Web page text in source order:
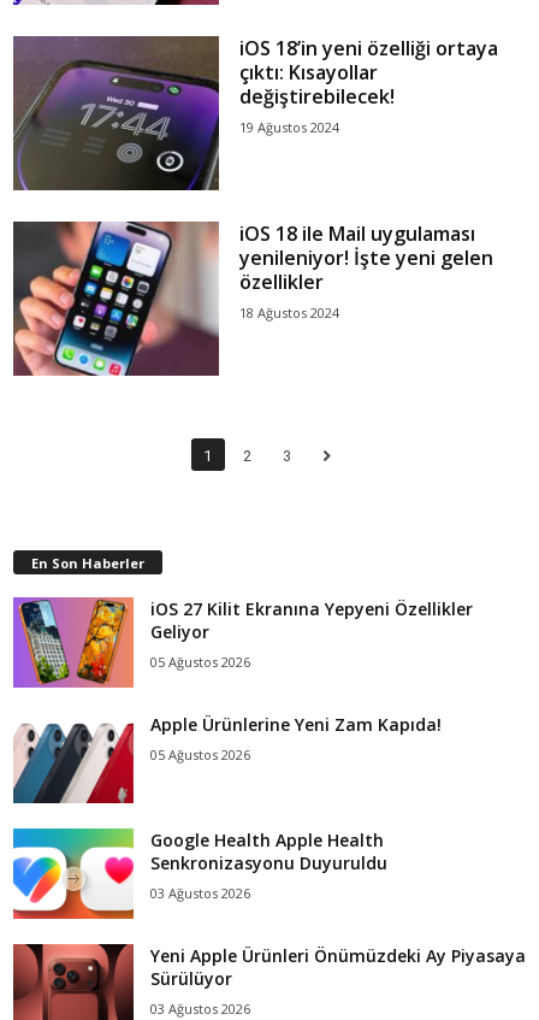
iOS 18’in yeni özelliği ortaya
çıktı: Kısayollar
değiştirebilecek!
19 Ağustos 2024
iOS 18 ile Mail uygulaması
yenileniyor! İşte yeni gelen
özellikler
18 Ağustos 2024
1 2 3
En Son Haberler
iOS 27 Kilit Ekranına Yepyeni Özellikler
Geliyor
05 Ağustos 2026
Apple Ürünlerine Yeni Zam Kapıda!
05 Ağustos 2026
Google Health Apple Health
Senkronizasyonu Duyuruldu
03 Ağustos 2026
Yeni Apple Ürünleri Önümüzdeki Ay Piyasaya
Sürülüyor
03 Ağustos 2026